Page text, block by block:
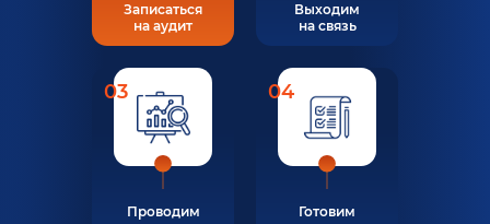
Записаться
на аудит
Выходим
на связь
03
Проводим
04
Готовим